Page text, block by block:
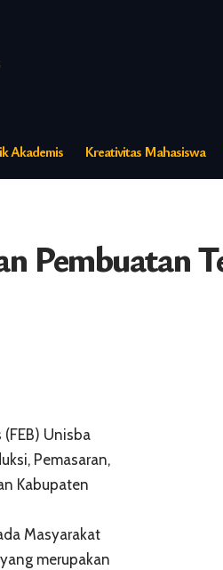
Akademis Kreativitas Mahasiswa
Pembuatan
Unisba
Pemasaran,
Kabupaten
Masyarakat
merupakan